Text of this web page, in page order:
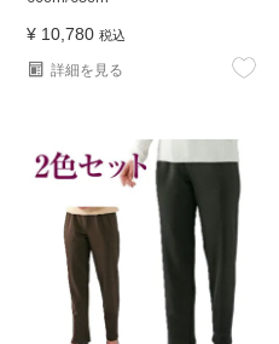
¥ 10,780 税込
詳細を見る